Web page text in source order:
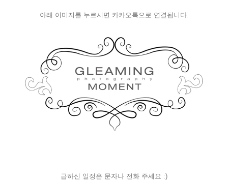
아래 이미지를 누르시면 카카오톡으로 연결됩니다.
급하신 일정은 문자나 전화 주세요 :)